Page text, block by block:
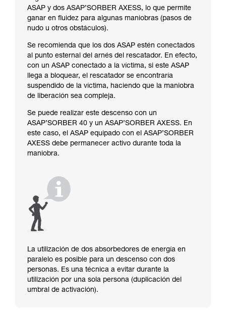
ASAP y dos ASAP’SORBER AXESS, lo que permite
ganar en fluidez para algunas maniobras (pasos de
nudo u otros obstáculos).
Se recomienda que los dos ASAP estén conectados
al punto esternal del arnés del rescatador. En efecto,
con un ASAP conectado a la víctima, si este ASAP
llega a bloquear, el rescatador se encontraría
suspendido de la víctima, haciendo que la maniobra
de liberación sea compleja.
Se puede realizar este descenso con un
ASAP’SORBER 40 y un ASAP’SORBER AXESS. En
este caso, el ASAP equipado con el ASAP’SORBER
AXESS debe permanecer activo durante toda la
maniobra.
La utilización de dos absorbedores de energía en
paralelo es posible para un descenso con dos
personas. Es una técnica a evitar durante la
utilización por una sola persona (duplicación del
umbral de activación).